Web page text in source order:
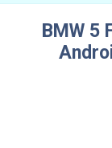
BMW 5